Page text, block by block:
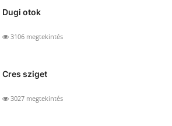
Dugi otok
3106 megtekintés
Cres sziget
3027 megtekintés